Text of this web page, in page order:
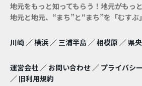
地元をもっと知ってもらう！地元がもっ
地元と地元、“まち”と“まち”を「むすぶ
川崎 ／横浜 ／ 三浦半島 ／相模原 ／ 県央
運営会社 ／ お問い合わせ ／ プライバシ
／ 旧利用規約